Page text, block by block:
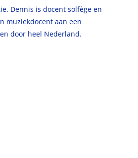
Dennis is docent solfège en
muziekdocent aan een
door heel Nederland.